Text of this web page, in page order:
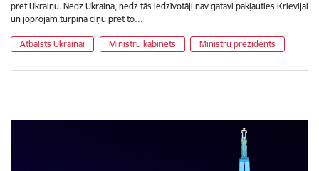
pret Ukrainu. Nedz Ukraina, nedz tās iedzīvotāji nav gatavi pakļauties Krievijai
un joprojām turpina cīņu pret to…
Atbalsts Ukrainai Ministru kabinets Ministru prezidents